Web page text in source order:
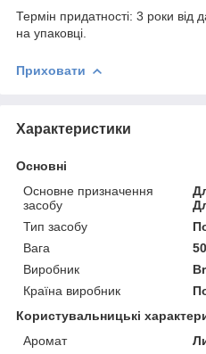
Термін придатності: 3 роки від
на упаковці.
Приховати
Характеристики
Основні
Основне призначення
засобу
Тип засобу
Вага
Виробник
Країна виробник
Користувальницькі
Аромат